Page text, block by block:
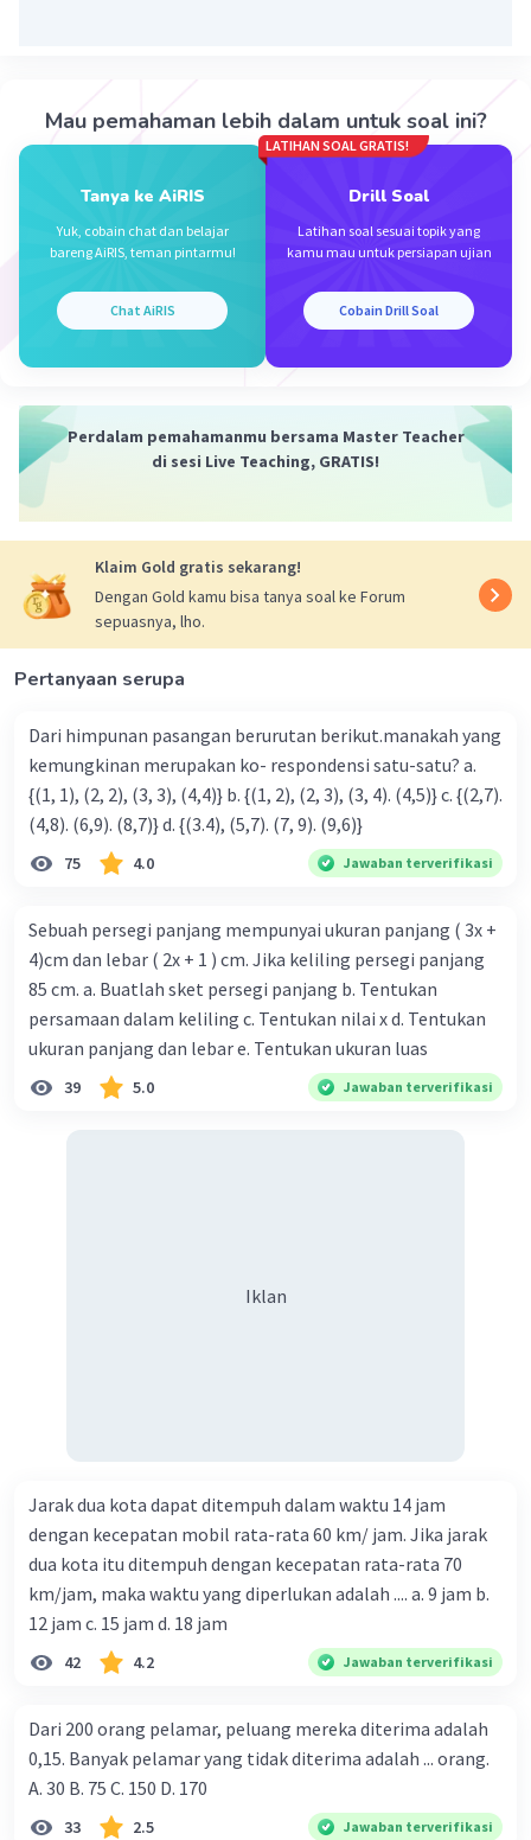
Mau pemahaman lebih dalam untuk soal ini?
Tanya ke AiRIS
Yuk, cobain chat dan belajar
bareng AiRIS, teman pintarmu!
Chat AiRIS
LATIHAN SOAL GRATIS!
Drill Soal
Latihan soal sesuai topik yang
kamu mau untuk persiapan ujian
Cobain Drill Soal
Perdalam pemahamanmu bersama Master Teacher
di sesi Live Teaching, GRATIS!
Klaim Gold gratis sekarang!
Dengan Gold kamu bisa tanya soal ke Forum
sepuasnya, lho.
Pertanyaan serupa
Dari himpunan pasangan berurutan berikut.manakah yang
kemungkinan merupakan ko- respondensi satu-satu? a.
{(1, 1), (2, 2), (3, 3), (4,4)} b. {(1, 2), (2, 3), (3, 4). (4,5)} c. {(2,7).
(4,8). (6,9). (8,7)} d. {(3.4), (5,7). (7, 9). (9,6)}
75 4.0 Jawaban terverifikasi
Sebuah persegi panjang mempunyai ukuran panjang ( 3x +
4)cm dan lebar ( 2x + 1 ) cm. Jika keliling persegi panjang
85 cm. a. Buatlah sket persegi panjang b. Tentukan
persamaan dalam keliling c. Tentukan nilai x d. Tentukan
ukuran panjang dan lebar e. Tentukan ukuran luas
39 5.0 Jawaban terverifikasi
Iklan
Jarak dua kota dapat ditempuh dalam waktu 14 jam
dengan kecepatan mobil rata-rata 60 km/ jam. Jika jarak
dua kota itu ditempuh dengan kecepatan rata-rata 70
km/jam, maka waktu yang diperlukan adalah .... a. 9 jam b.
12 jam c. 15 jam d. 18 jam
42 4.2 Jawaban terverifikasi
Dari 200 orang pelamar, peluang mereka diterima adalah
0,15. Banyak pelamar yang tidak diterima adalah ... orang.
A. 30 B. 75 C. 150 D. 170
33 2.5 Jawaban terverifikasi